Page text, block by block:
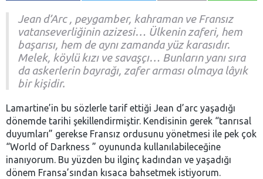
Jean d’Arc , peygamber, kahraman ve Fransız
vatanseverliğinin azizesi… Ülkenin zaferi, hem
başarısı, hem de aynı zamanda yüz karasıdır.
Melek, köylü kızı ve savaşçı… Bunların yanı sıra
da askerlerin bayrağı, zafer arması olmaya lâyık
bir kişidir.
Lamartine’in bu sözlerle tarif ettiği Jean d’arc yaşadığı
dönemde tarihi şekillendirmiştir. Kendisinin gerek “tanrısal
duyumları” gerekse Fransız ordusunu yönetmesi ile pek çok
“World of Darkness ” oyununda kullanılabileceğine
inanıyorum. Bu yüzden bu ilginç kadından ve yaşadığı
dönem Fransa’sından kısaca bahsetmek istiyorum.